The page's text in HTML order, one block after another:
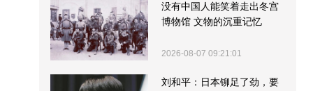
没有中国人能笑着走出冬宫
博物馆 文物的沉重记忆
2026-08-07 09:21:01
刘和平：日本铆足了劲，要